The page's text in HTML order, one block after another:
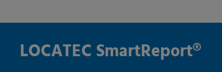
LOCATEC SmartReport®